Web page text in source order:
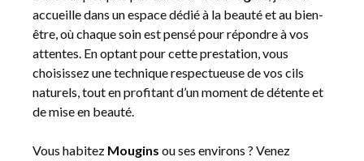
accueille dans un espace dédié à la beauté et au bien-
être, où chaque soin est pensé pour répondre à vos
attentes. En optant pour cette prestation, vous
choisissez une technique respectueuse de vos cils
naturels, tout en profitant d’un moment de détente et
de mise en beauté.
Vous habitez Mougins ou ses environs ? Venez